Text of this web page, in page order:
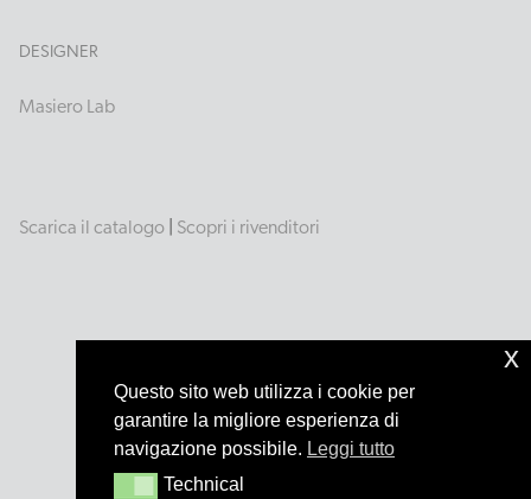
Questo sito web utilizza i cookie per
garantire la migliore esperienza di
navigazione possibile. Leggi tutto
TechnicalTechnical
x
DESIGNER
Masiero Lab
Scarica il catalogo Scopri i rivenditori